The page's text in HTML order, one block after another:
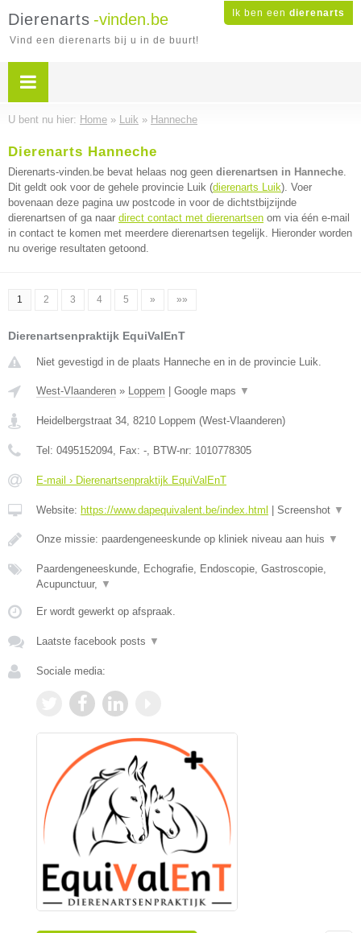
Ik ben een dierenarts
Dierenarts -vinden.be
Vind een dierenarts bij u in de buurt!
U bent nu hier: Home » Luik » Hanneche
Dierenarts Hanneche
Dierenarts-vinden.be bevat helaas nog geen dierenartsen in Hanneche.
Dit geldt ook voor de gehele provincie Luik (dierenarts Luik). Voer
bovenaan deze pagina uw postcode in voor de dichtstbijzijnde
dierenartsen of ga naar direct contact met dierenartsen om via één e-mail
in contact te komen met meerdere dierenartsen tegelijk. Hieronder worden
nu overige resultaten getoond.
1 2 3 4 5 » »»
Dierenartsenpraktijk EquiValEnT
Niet gevestigd in de plaats Hanneche en in de provincie Luik.
West-Vlaanderen » Loppem Google maps ▼
Heidelbergstraat 34, 8210 Loppem (West-Vlaanderen)
Tel: 0495152094, Fax: -, BTW-nr: 1010778305
E-mail › Dierenartsenpraktijk EquiValEnT
Website: https://www.dapequivalent.be/index.html Screenshot ▼
Onze missie: paardengeneeskunde op kliniek niveau aan huis ▼
Paardengeneeskunde, Echografie, Endoscopie, Gastroscopie,
Acupunctuur, ▼
Er wordt gewerkt op afspraak.
Laatste facebook posts ▼
Sociale media: